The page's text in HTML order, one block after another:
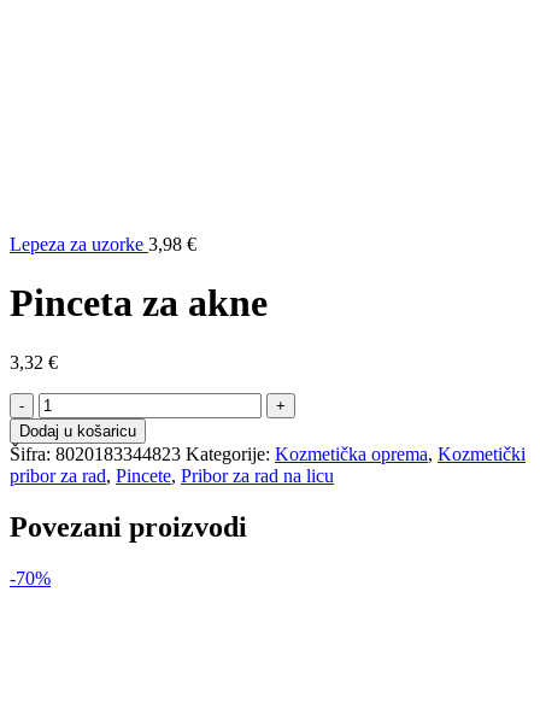
Lepeza za uzorke 3,98 €
Pinceta za akne
3,32 €
Pinceta
za
akne
količina
Dodaj u košaricu
Šifra: 8020183344823 Kategorije: Kozmetička oprema, Kozmetički
pribor za rad, Pincete, Pribor za rad na licu
Povezani proizvodi
-70%